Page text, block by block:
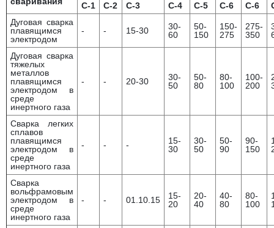
С-1 С-2 С-3 С-4 С-5 С-6 С-6
Дуговая сварка
плавящимся
электродом
- - 15-30
30-
60
50-
150
150-
275
275-
350
Дуговая сварка
тяжелых
металлов
плавящимся
электродом в
среде
инертного газа
- - 20-30
30-
50
50-
80
80-
100
100-
200
Сварка легких
сплавов
плавящимся
электродом в
среде
инертного газа
- - -
15-
30
30-
50
50-
90
90-
150
Сварка
вольфрамовым
электродом в
среде
инертного газа
- - 01.10.15
15-
20
20-
40
40-
80
80-
100